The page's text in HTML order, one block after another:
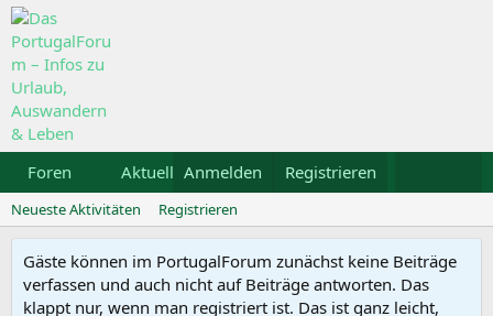
Foren Aktuelles Galerie Kalender
Anmelden Registrieren
Neueste Aktivitäten Registrieren
Gäste können im PortugalForum zunächst keine Beiträge
verfassen und auch nicht auf Beiträge antworten. Das
klappt nur, wenn man registriert ist. Das ist ganz leicht,